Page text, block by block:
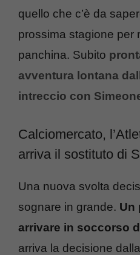
quello che c’è da
prossima stagione per
panchina. Subito
avventura lontana
intreccio con
Calciomercato,
arriva il sostituto di
Una nuova svolta
sognare in grande. Un
arrivare in soccorso
arriva la decisione